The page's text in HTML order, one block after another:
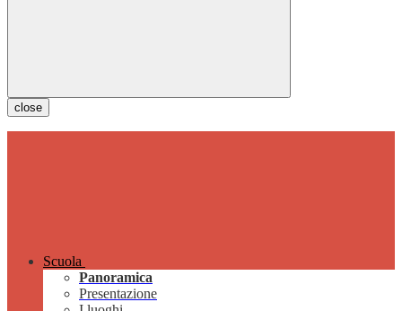
close
Scuola
Panoramica
Presentazione